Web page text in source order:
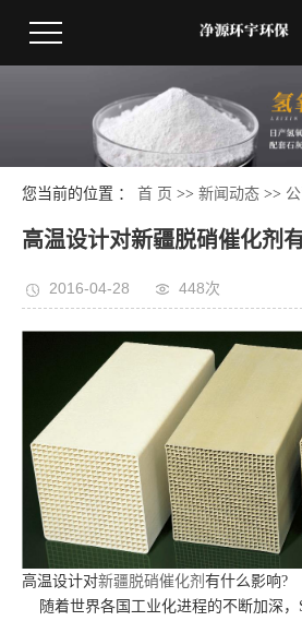
您当前的位置 ：首 页 >>新闻动态 >>
高温设计对新疆脱硝催化剂
2016-04-28 448次
高温设计对新疆脱硝催化剂有什么影响?
随着世界各国工业化进程的不断加深，